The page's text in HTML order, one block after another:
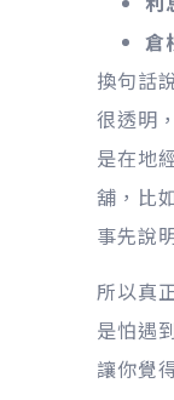
倉
換句話
很透明
是在地
舖，比
事先說
所以真
是怕遇
讓你覺